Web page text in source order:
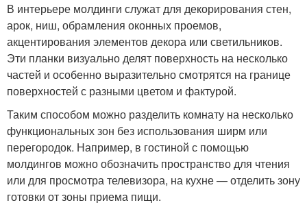
В интерьере молдинги служат для декорирования стен,
арок, ниш, обрамления оконных проемов,
акцентирования элементов декора или светильников.
Эти планки визуально делят поверхность на несколько
частей и особенно выразительно смотрятся на границе
поверхностей с разными цветом и фактурой.
Таким способом можно разделить комнату на несколько
функциональных зон без использования ширм или
перегородок. Например, в гостиной с помощью
молдингов можно обозначить пространство для чтения
или для просмотра телевизора, на кухне — отделить зону
готовки от зоны приема пищи.